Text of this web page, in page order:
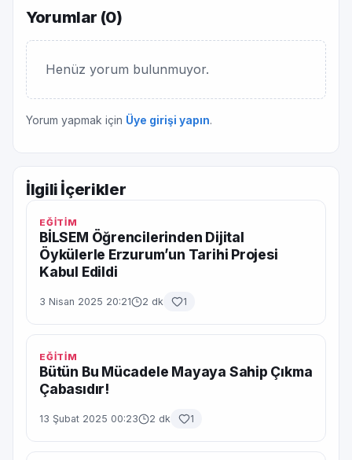
Yorumlar (0)
Henüz yorum bulunmuyor.
Yorum yapmak için Üye girişi yapın.
İlgili İçerikler
EĞİTİM
BİLSEM Öğrencilerinden Dijital
Öykülerle Erzurum’un Tarihi Projesi
Kabul Edildi
3 Nisan 2025 20:21 2 dk 1
EĞİTİM
Bütün Bu Mücadele Mayaya Sahip Çıkma
Çabasıdır!
13 Şubat 2025 00:23 2 dk 1